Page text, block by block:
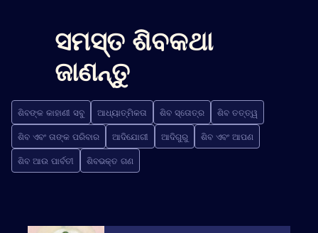
ସମସ୍ତ ଶିବକଥା
ଜାଣନ୍ତୁ
ଶିବଙ୍କ କାହାଣୀ ସବୁ ଆଧ୍ୟାତ୍ମିକତା ଶିବ ସ୍ତୋତ୍ର ଶିବ ତତ୍ତ୍ୱ
ଶିବ ଏବଂ ତାଙ୍କ ପରିବାର ଆଦିଯୋଗୀ ଆଦିଗୁରୁ ଶିବ ଏବଂ ଆପଣ
ଶିବ ଆଉ ପାର୍ବତୀ ଶିବଭକ୍ତ ଗଣ